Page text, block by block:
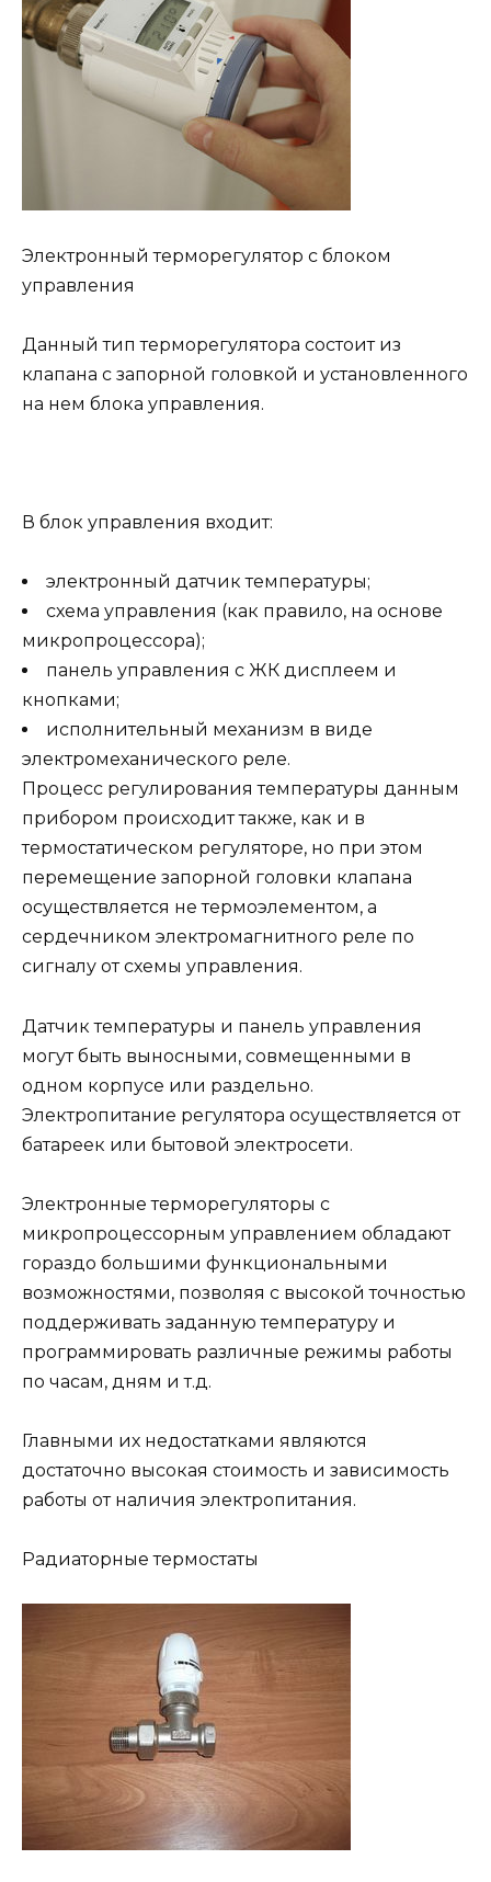
Электронный терморегулятор с блоком
управления
Данный тип терморегулятора состоит из
клапана с запорной головкой и установленного
на нем блока управления.
В блок управления входит:
электронный датчик температуры;
схема управления (как правило, на основе
микропроцессора);
панель управления с ЖК дисплеем и
кнопками;
исполнительный механизм в виде
электромеханического реле.
Процесс регулирования температуры данным
прибором происходит также, как и в
термостатическом регуляторе, но при этом
перемещение запорной головки клапана
осуществляется не термоэлементом, а
сердечником электромагнитного реле по
сигналу от схемы управления.
Датчик температуры и панель управления
могут быть выносными, совмещенными в
одном корпусе или раздельно.
Электропитание регулятора осуществляется от
батареек или бытовой электросети.
Электронные терморегуляторы с
микропроцессорным управлением обладают
гораздо большими функциональными
возможностями, позволяя с высокой точностью
поддерживать заданную температуру и
программировать различные режимы работы
по часам, дням и т.д.
Главными их недостатками являются
достаточно высокая стоимость и зависимость
работы от наличия электропитания.
Радиаторные термостаты